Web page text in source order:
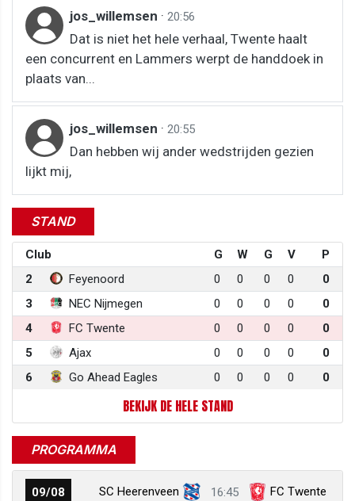
jos_willemsen · 20:56
Dat is niet het hele verhaal, Twente haalt
een concurrent en Lammers werpt de handdoek in
plaats van...
jos_willemsen · 20:55
Dan hebben wij ander wedstrijden gezien
lijkt mij,
STAND
Club G W G V
P
2
Feyenoord 0 0 0 0
0
3
NEC Nijmegen 0 0 0 0
0
4
FC Twente 0 0 0 0
0
5
Ajax 0 0 0 0
0
6
Go Ahead Eagles 0 0 0 0 0
BEKIJK DE HELE STAND
PROGRAMMA
09/08 SC Heerenveen 16:45 FC Twente